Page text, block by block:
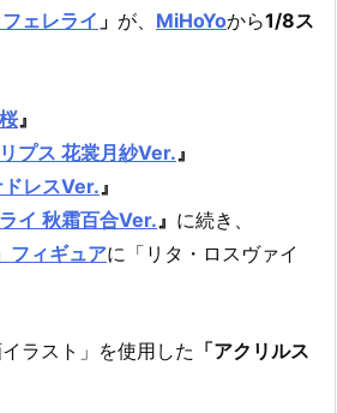
ェレライ 」 が、 MiHoYoから1/8ス
』
プス 花裳月紗Ver. 』
レスVer. 』
イ 秋霜百合Ver. 』 に続き、
フィギュアに「リタ・ロスヴァイ
ラスト」を使用した 「アクリルス